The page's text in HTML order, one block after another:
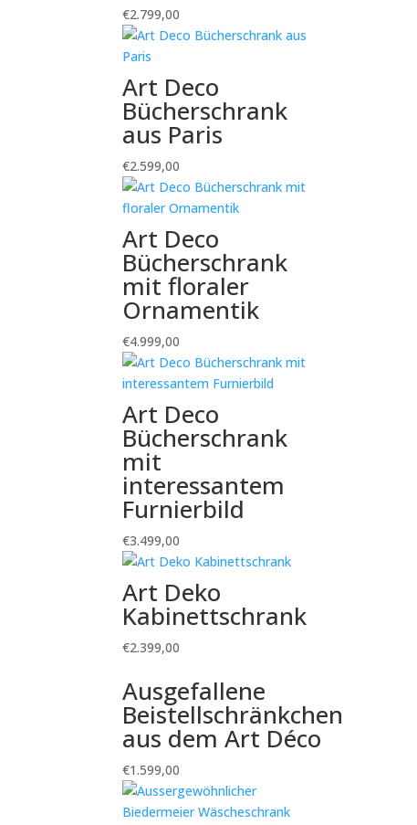
€2.799,00
Art Deco
Bücherschrank
aus Paris
€2.599,00
Art Deco
Bücherschrank
mit floraler
Ornamentik
€4.999,00
Art Deco
Bücherschrank
mit
interessantem
Furnierbild
€3.499,00
Art Deko
Kabinettschrank
€2.399,00
Ausgefallene
Beistellschränkchen
aus dem Art Déco
€1.599,00